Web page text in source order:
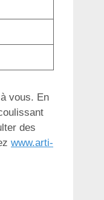
vous. En
des
www.arti-